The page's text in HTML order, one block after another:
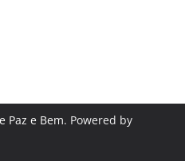
Paz e Bem. Powered by